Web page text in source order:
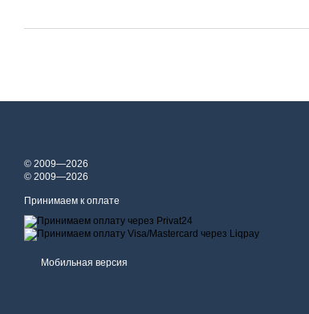
© 2009—2026
© 2009—2026
Принимаем к оплате
Мобильная версия